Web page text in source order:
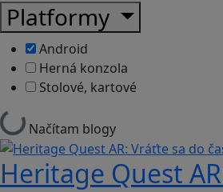
Platformy
Android
Herná konzola
Stolové, kartové
Načítam blogy
Heritage Quest